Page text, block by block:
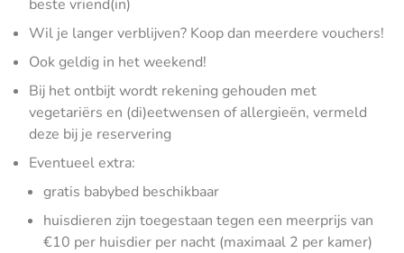
beste vriend(in)
Wil je langer verblijven? Koop dan meerdere vouchers!
Ook geldig in het weekend!
Bij het ontbijt wordt rekening gehouden met
vegetariërs en (di)eetwensen of allergieën, vermeld
deze bij je reservering
Eventueel extra:
gratis babybed beschikbaar
huisdieren zijn toegestaan tegen een meerprijs van
€10 per huisdier per nacht (maximaal 2 per kamer)